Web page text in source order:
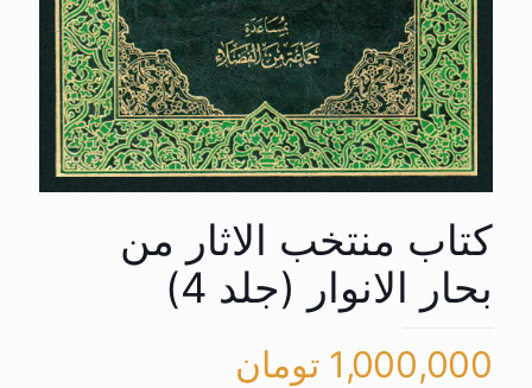
کتاب منتخب الاثار من
بحار الانوار (جلد 4)
1,000,000 تومان